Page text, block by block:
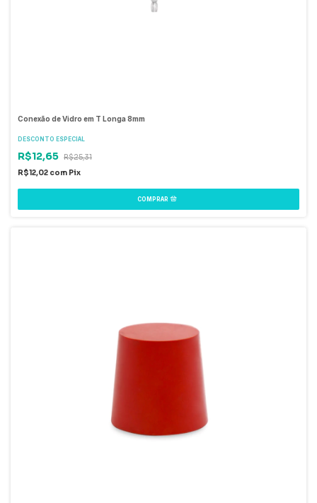
Conexão de Vidro em T Longa 8mm
DESCONTO ESPECIAL
R$12,65 R$25,31
R$12,02 com Pix